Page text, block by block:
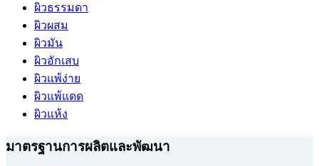
ผิวธรรมดา
ผิวผสม
ผิวมัน
ผิวอักเสบ
ผิวแพ้ง่าย
ผิวแพ้แดด
ผิวแห้ง
มาตรฐานการผลิตและพัฒนา